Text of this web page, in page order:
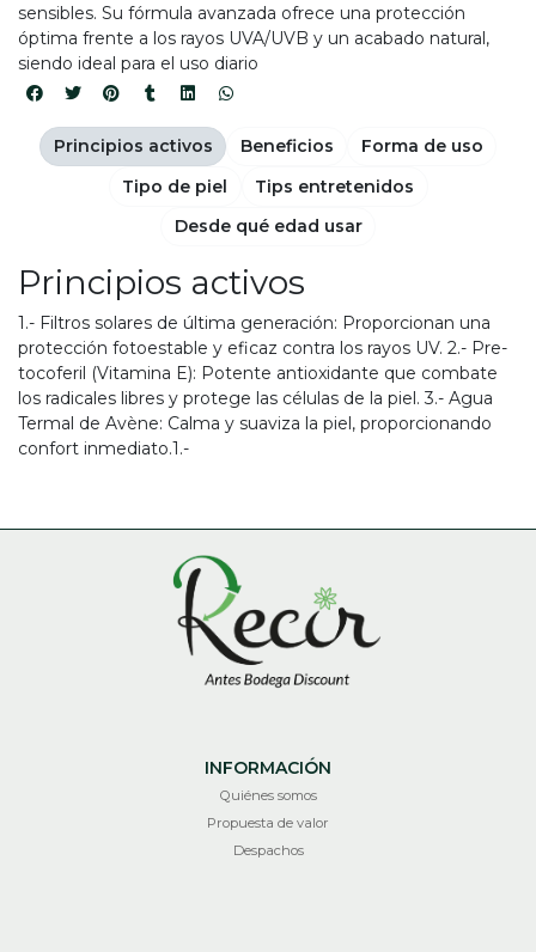
sensibles. Su fórmula avanzada ofrece una protección
óptima frente a los rayos UVA/UVB y un acabado natural,
siendo ideal para el uso diario
Principios activos
1.- Filtros solares de última generación: Proporcionan una
protección fotoestable y eficaz contra los rayos UV. 2.- Pre-
tocoferil (Vitamina E): Potente antioxidante que combate
los radicales libres y protege las células de la piel. 3.- Agua
Termal de Avène: Calma y suaviza la piel, proporcionando
confort inmediato.1.-
Principios activos Beneficios
Forma de uso
Tipo de piel
Tips entretenidos
Desde qué edad usar
INFORMACIÓN
Quiénes somos
Propuesta de valor
Despachos